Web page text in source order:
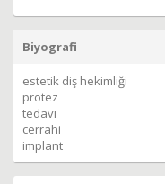
Biyografi
estetik diş hekimliği
protez
tedavi
cerrahi
implant